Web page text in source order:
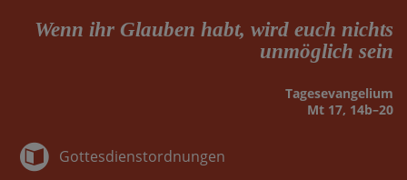
Wenn ihr Glauben habt, wird euch nichts
unmöglich sein
Tages­evangelium
Mt 17, 14b–20
Gottesdienstordnungen